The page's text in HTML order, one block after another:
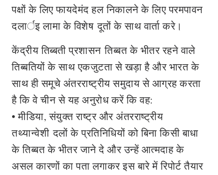
पक्षों के लिए फायदेमंद हल निकालने के लिए परमपावन
दलार्इ लामा के विशेष दूतों के साथ वार्ता करे।
केंद्रीय तिब्बती प्रशासन तिब्बत के भीतर रहने वाले
तिब्बतियों के साथ एकजुटता से खड़ा है और भारत के
साथ ही समूचे अंतरराष्ट्रीय समुदाय से आग्रह करता
है कि वे चीन से यह अनुरोध करें कि वह:
• मीडिया, संयुक्त राष्ट्र और अंतरराष्ट्रीय
तथ्यान्वेशी दलों के प्रतिनिधियों को बिना किसी बाधा
के तिब्बत के भीतर जाने दे और उन्हें आत्मदाह के
असल कारणों का पता लगाकर इस बारे में रिपोर्ट तैयार